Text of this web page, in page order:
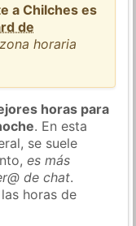
a Chilches es
de
horaria
horas para
. En esta
se suele
es más
de chat.
horas de